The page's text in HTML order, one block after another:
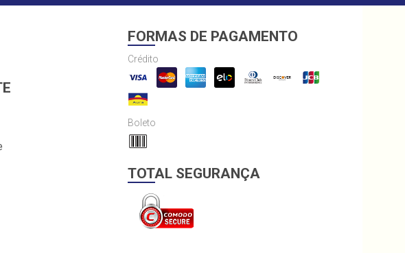
FORMAS DE PAGAMENTO
Crédito
Boleto
TOTAL SEGURANÇA